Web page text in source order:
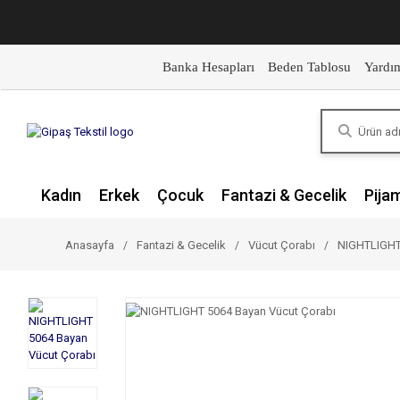
Banka Hesapları Beden Tablosu
Kadın Erkek Çocuk Fantazi & Gecelik
Anasayfa Fantazi & Gecelik Vücut Çorabı